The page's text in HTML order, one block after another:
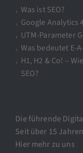
Was ist SEO?
Google Analytics
UTM-Parameter
Was bedeutet E-
H1, H2 & Co! –
SEO?
Die führende
Seit über 15
Hier mehr zu uns